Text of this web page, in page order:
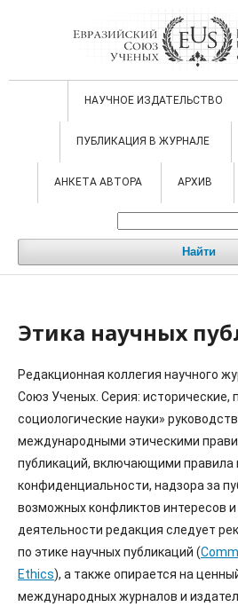
НАУЧНОЕ ИЗДАТЕЛЬСТВО
ПУБЛИКАЦИЯ В ЖУРНАЛЕ
АНКЕТА АВТОРА АРХИВ
Найти
Этика научных
Редакционная коллегия научного
Союз Ученых. Серия: исторические,
социологические науки»
международными этическими
публикаций, включающими правила
конфиденциальности, надзора за
возможных конфликтов интересов и
деятельности редакция следует
по этике научных публикаций (
Ethics), а также опирается на
международных журналов и